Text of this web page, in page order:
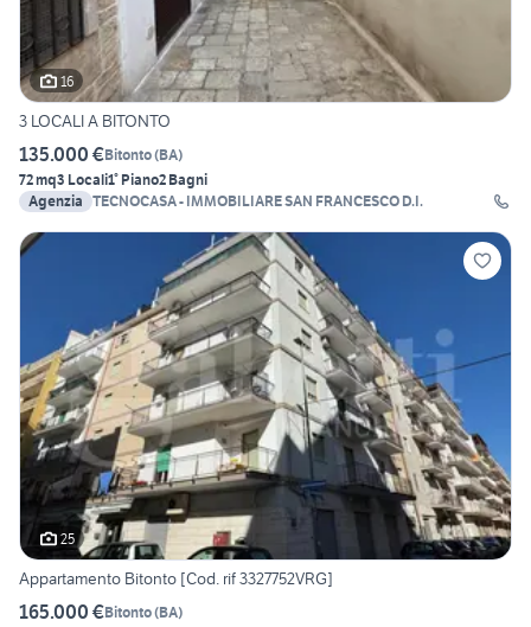
16
3 LOCALI A BITONTO
135.000 €Bitonto(BA)
72 mq3 Locali1° Piano2 Bagni
Agenzia TECNOCASA - IMMOBILIARE SAN FRANCESCO D.I.
25
Appartamento Bitonto [Cod. rif 3327752VRG]
165.000 €Bitonto(BA)